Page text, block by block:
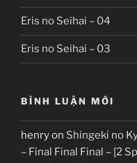
Eris no Seihai – 04
Eris no Seihai – 03
BÌNH LUẬN MỚI
henryon Shingeki no
– Final Final Final – [2